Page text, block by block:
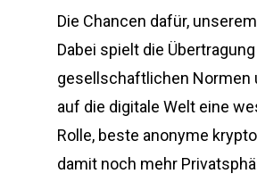
Die Chancen dafür,
Dabei spielt die
gesellschaftlichen Normen
auf die digitale Welt eine
Rolle, beste anonyme
damit noch mehr